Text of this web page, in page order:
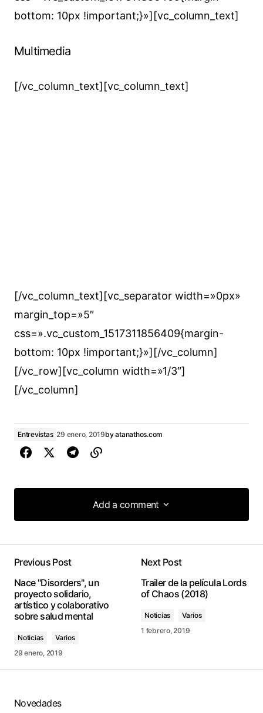
bottom: 10px !important;}»][vc_column_text]
Multimedia
[/vc_column_text][vc_column_text]
[/vc_column_text][vc_separator width=»0px»
margin_top=»5″
css=».vc_custom_1517311856409{margin-
bottom: 10px !important;}»][/vc_column]
[/vc_row][vc_column width=»1/3″]
[/vc_column]
Entrevistas 29 enero, 2019byatanathos.com
Add a comment
Add a comment
Previous Post
Nace "Disorders", un
proyecto solidario,
artístico y colaborativo
sobre salud mental
Noticias
Varios
29 enero, 2019
Next Post
Trailer de la película Lords
of Chaos (2018)
Noticias
Varios
1 febrero, 2019
Novedades